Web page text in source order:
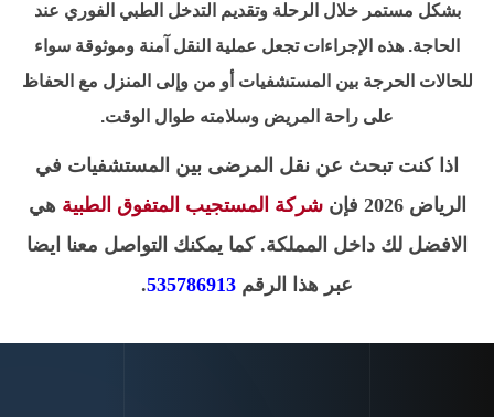
بشكل مستمر خلال الرحلة وتقديم التدخل الطبي الفوري عند
الحاجة. هذه الإجراءات تجعل عملية النقل آمنة وموثوقة سواء
للحالات الحرجة بين المستشفيات أو من وإلى المنزل مع الحفاظ
على راحة المريض وسلامته طوال الوقت.
اذا كنت تبحث عن نقل المرضى بين المستشفيات في
الرياض 2026
فإنشركة المستجيب المتفوق الطبية هي
الافضل لك داخل المملكة. كما يمكنك التواصل معنا ايضا
عبر هذا الرقم 535786913
.